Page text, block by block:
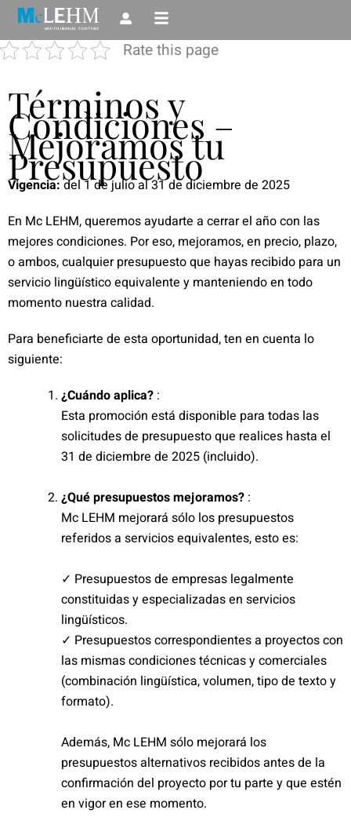
contenido
Rate this page
Términos y
Condiciones –
Mejoramos tu
Presupuesto
Vigencia:del 1 de julio al 31 de diciembre de 2025
En Mc LEHM, queremos ayudarte a cerrar el año con las
mejores condiciones. Por eso, mejoramos, en precio, plazo,
o ambos, cualquier presupuesto que hayas recibido para un
servicio lingüístico equivalente y manteniendo en todo
momento nuestra calidad.
Para beneficiarte de esta oportunidad, ten en cuenta lo
siguiente:
¿Cuándo aplica? :
Esta promoción está disponible para todas las
solicitudes de presupuesto que realices hasta el
31 de diciembre de 2025 (incluido).
¿Qué presupuestos mejoramos? :
Mc LEHM mejorará sólo los presupuestos
referidos a servicios equivalentes, esto es:
✓ Presupuestos de empresas legalmente
constituidas y especializadas en servicios
lingüísticos.
✓ Presupuestos correspondientes a proyectos con
las mismas condiciones técnicas y comerciales
(combinación lingüística, volumen, tipo de texto y
formato).
Además, Mc LEHM sólo mejorará los
presupuestos alternativos recibidos antes de la
confirmación del proyecto por tu parte y que estén
en vigor en ese momento.